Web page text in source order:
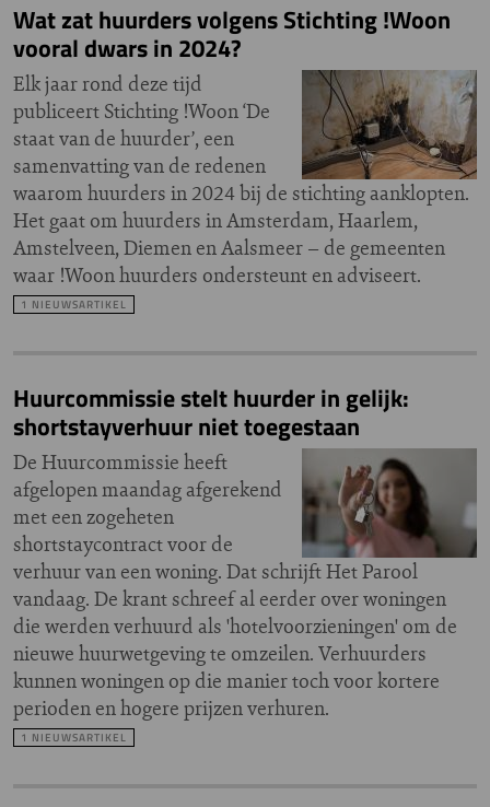
Wat zat huurders volgens Stichting !Woon
vooral dwars in 2024?
Elk jaar rond deze tijd
publiceert Stichting !Woon ‘De
staat van de huurder’, een
samenvatting van de redenen
waarom huurders in 2024 bij de stichting aanklopten.
Het gaat om huurders in Amsterdam, Haarlem,
Amstelveen, Diemen en Aalsmeer – de gemeenten
waar !Woon huurders ondersteunt en adviseert.
1 NIEUWSARTIKEL
Huurcommissie stelt huurder in gelijk:
shortstayverhuur niet toegestaan
De Huurcommissie heeft
afgelopen maandag afgerekend
met een zogeheten
shortstaycontract voor de
verhuur van een woning. Dat schrijft Het Parool
vandaag. De krant schreef al eerder over woningen
die werden verhuurd als 'hotelvoorzieningen' om de
nieuwe huurwetgeving te omzeilen. Verhuurders
kunnen woningen op die manier toch voor kortere
perioden en hogere prijzen verhuren.
1 NIEUWSARTIKEL